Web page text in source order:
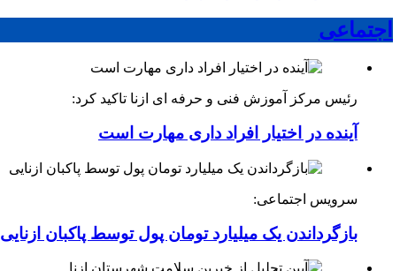
اجتماعی
رئیس مرکز آموزش فنی و حرفه ای ازنا تاکید کرد:
آینده در اختیار افراد داری مهارت است
سرویس اجتماعی:
بازگرداندن یک میلیارد تومان پول توسط پاکبان ازنایی